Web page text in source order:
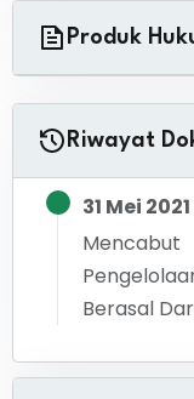
Produk
Riwayat
31 Mei 2021
Mencabut
Berasal